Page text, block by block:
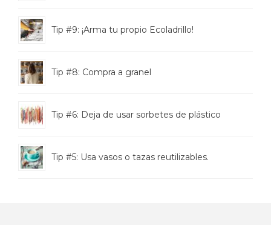
Tip #9: ¡Arma tu propio Ecoladrillo!
Tip #8: Compra a granel
Tip #6: Deja de usar sorbetes de plástico
Tip #5: Usa vasos o tazas reutilizables.